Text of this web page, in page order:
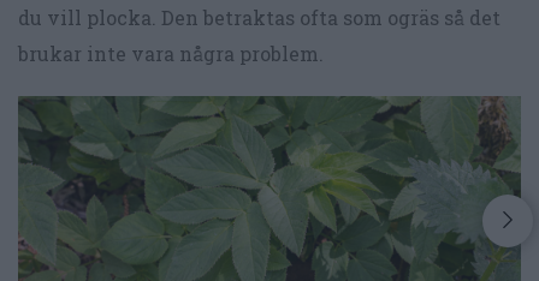
du vill plocka. Den betraktas ofta som ogräs så det
brukar inte vara några problem.